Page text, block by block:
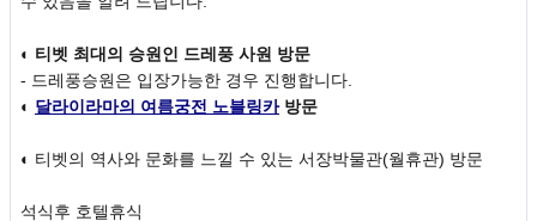
◐ 티벳 최대의 승원인 드레풍 사원 방문
- 드레풍승원은 입장가능한 경우 진행합니다.
◐ 달라이라마의 여름궁전 노블링카방문
◐ 티벳의 역사와 문화를 느낄 수 있는 서장박물관(월휴관) 방문
석식후 호텔휴식